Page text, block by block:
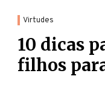
Virtudes
10 dicas
filhos